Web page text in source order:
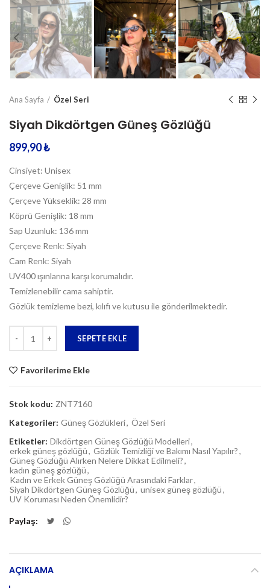
Ana Sayfa Özel Seri
Siyah Dikdörtgen Güneş Gözlüğü
899,90₺
Cinsiyet: Unisex
Çerçeve Genişlik: 51 mm
Çerçeve Yükseklik: 28 mm
Köprü Genişlik: 18 mm
Sap Uzunluk: 136 mm
Çerçeve Renk: Siyah
Cam Renk: Siyah
UV400 ışınlarına karşı korumalıdır.
Temizlenebilir cama sahiptir.
Gözlük temizleme bezi, kılıfı ve kutusu ile gönderilmektedir.
SEPETE EKLE
Favorilerime Ekle
Stok kodu: ZNT7160
Kategoriler: Güneş Gözlükleri, Özel Seri
Etiketler: Dikdörtgen Güneş Gözlüğü Modelleri,
erkek güneş gözlüğü, Gözlük Temizliği ve Bakımı Nasıl Yapılır?,
Güneş Gözlüğü Alırken Nelere Dikkat Edilmeli?,
kadın güneş gözlüğü,
Kadın ve Erkek Güneş Gözlüğü Arasındaki Farklar,
Siyah Dikdörtgen Güneş Gözlüğü, unisex güneş gözlüğü,
UV Koruması Neden Önemlidir?
Paylaş
AÇIKLAMA